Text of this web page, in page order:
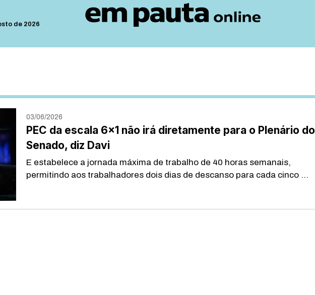
de 2026
03/06/2026
PEC da escala 6×1 não irá diretamente para o Plenário do
Senado, diz Davi
E estabelece a jornada máxima de trabalho de 40 horas semanais,
permitindo aos trabalhadores dois dias de descanso para cada cinco ...